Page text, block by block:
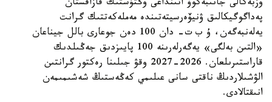
وزبەكالى جانىبەكوۆ اتىنداعى وڭتۇستىك قازاقستان
پەداگوگيكالىق ۋنيۆەرسيتەتىندە مەملەكەتتىك گرانت
يەلەنبەگەن، ۇ ب ت- دان 100 دەن جوعارى بالل جيناعان
«التىن بەلگى» يەگەرلەرىنە 100 پايىزدىق جەڭىلدىك
قاراستىرىلعان. 2026-2027 وقۋ جىلىنا رەكتور گرانتىن
الۋشىلاردىڭ ناقتى سانى عىلىمي كەڭەستىڭ شەشىمىمەن
انىقتالادى.